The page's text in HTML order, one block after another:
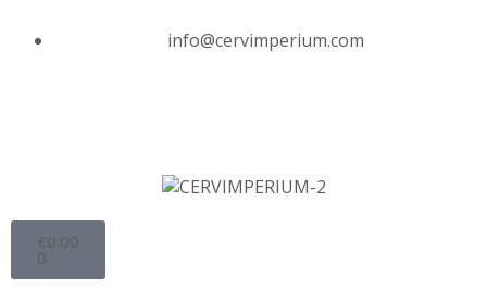
info@cervimperium.com
€0.00
0